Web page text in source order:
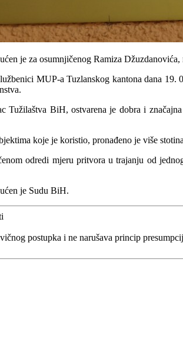
je za osumnjičenog Ramiza
MUP-a Tuzlanskog kantona dana
BiH, ostvarena je dobra i
koje je koristio, pronađeno je više
odredi mjeru pritvora u trajanju od
je Sudu BiH.
postupka i ne narušava princip